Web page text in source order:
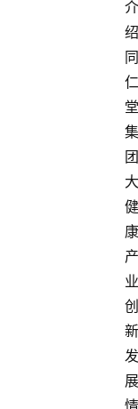
介
绍
同
仁
堂
集
团
大
健
康
产
业
创
新
发
展
情